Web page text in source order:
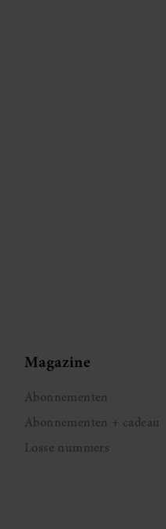
Magazine
Abonnementen
Abonnementen + cadeau
Losse nummers